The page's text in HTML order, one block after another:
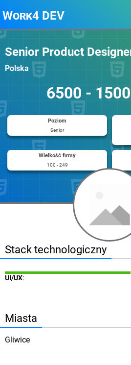
Work4 DEV
Senior Product
Polska
6500 -
Poziom
Senior
Wielkość firmy
100 - 249
Stack technologiczny
UI/UX:
Miasta
Gliwice